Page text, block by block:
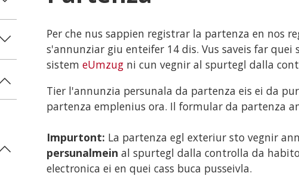
Per che nus sappien registrar la partenza en nos
s'annunziar giu enteifer 14 dis. Vus saveis far quei
sistem eUmzug ni cun vegnir al spurtegl dalla
Tier l'annunzia persunala da partenza eis ei da
partenza emplenius ora. Il formular da partenza
Impurtont: La partenza egl exteriur sto vegnir
persunalmein al spurtegl dalla controlla da
electronica ei en quei cass buca pusseivla.